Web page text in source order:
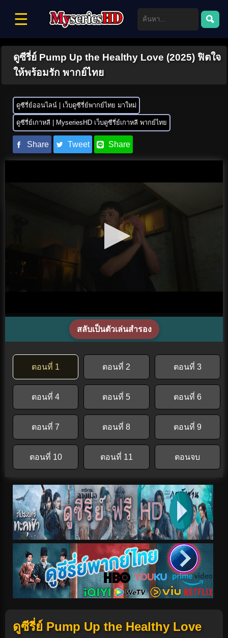
☰
ดูซีรี่ย์ Pump Up the Healthy Love (2025) ฟิตใจ
ให้พร้อมรัก พากย์ไทย
ดูซีรี่ย์ออนไลน์ | เว็บดูซีรี่ย์พากย์ไทย มาใหม่
ดูซีรี่ย์เกาหลี | MyseriesHD เว็บดูซีรี่ย์เกาหลี พากย์ไทย
Share Tweet Share
สลับเป็นตัวเล่นสำรอง
ตอนที่ 1 ตอนที่ 2 ตอนที่ 3
ตอนที่ 4 ตอนที่ 5 ตอนที่ 6
ตอนที่ 7 ตอนที่ 8 ตอนที่ 9
ตอนที่ 10 ตอนที่ 11 ตอนจบ
ดูซีรี่ย์ Pump Up the Healthy Love